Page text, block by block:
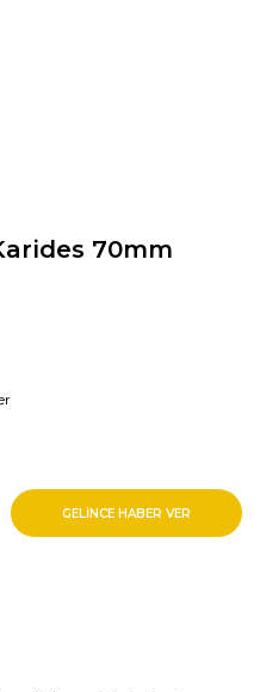
70mm
GELİNCE HABER VER